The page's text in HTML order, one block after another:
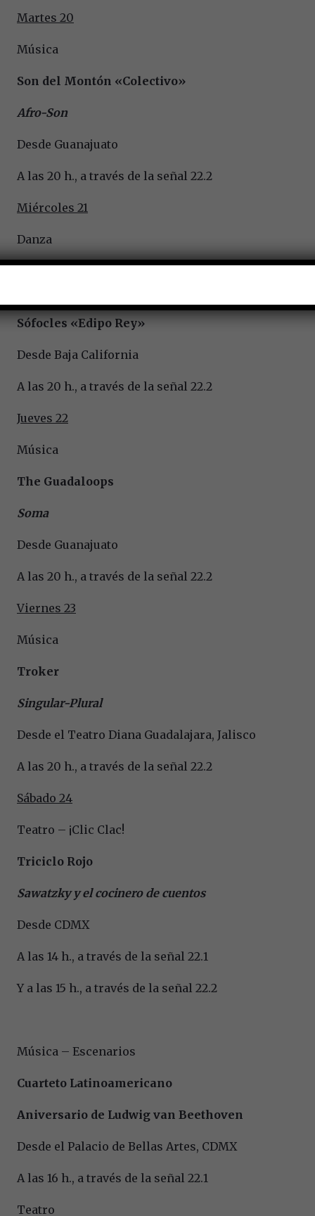
Martes 20
Música
Son del Montón «Colectivo»
Afro-Son
Desde Guanajuato
A las 20 h., a través de la señal 22.2
Miércoles 21
Danza
Mamá. Adaptación libre de la obra de
Sófocles «Edipo Rey»
Desde Baja California
A las 20 h., a través de la señal 22.2
Jueves 22
Música
The Guadaloops
Soma
Desde Guanajuato
A las 20 h., a través de la señal 22.2
Viernes 23
Música
Troker
Singular-Plural
Desde el Teatro Diana Guadalajara, Jalisco
A las 20 h., a través de la señal 22.2
Sábado 24
Teatro – ¡Clic Clac!
Triciclo Rojo
Sawatzky y el cocinero de cuentos
Desde CDMX
A las 14 h., a través de la señal 22.1
Y a las 15 h., a través de la señal 22.2
Música – Escenarios
Cuarteto Latinoamericano
Aniversario de Ludwig van Beethoven
Desde el Palacio de Bellas Artes, CDMX
A las 16 h., a través de la señal 22.1
Teatro